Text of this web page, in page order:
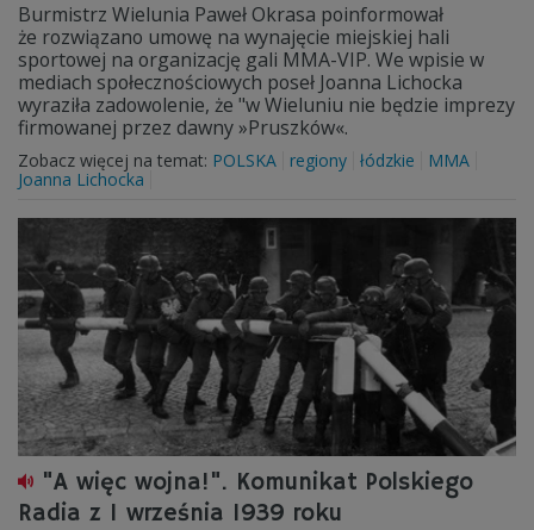
Burmistrz Wielunia Paweł Okrasa poinformował
że rozwiązano umowę na wynajęcie miejskiej hali
sportowej na organizację gali MMA-VIP. We wpisie w
mediach społecznościowych poseł Joanna Lichocka
wyraziła zadowolenie, że "w Wieluniu nie będzie imprezy
firmowanej przez dawny »Pruszków«.
Zobacz więcej na temat: POLSKA regiony łódzkie
MMA
Joanna Lichocka
"A więc wojna!". Komunikat Polskiego
Radia z 1 września 1939 roku